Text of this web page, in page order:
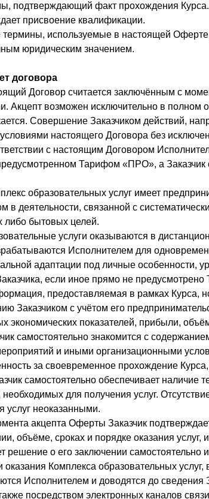
подтверждающий факт прохождения Курса.
присвоение квалификации.
используемые в настоящей Оферте,
юридическим значением.
договора
Договор считается заключённым с
Акцепт возможен исключительно в полном
Совершение Заказчиком действий,
настоящего Договора без
с настоящим Договором
Тарифом «ПРО», а Заказчик
образовательных услуг имеет
в деятельности, связанной с
либо бытовых целей.
услуги оказываются в
Исполнителем для
адаптации под личные особенности,
если иное прямо не
предоставляемая в рамках Курса,
Заказчиком с учётом его
экономических показателей, прибыли,
самостоятельно знакомится с
и иными организационными
за своевременное прохождение
самостоятельно обеспечивает наличие
необходимых для получения услуг.
услуг неоказанными.
акцепта Оферты Заказчик
объёме, сроках и порядке оказания
решение о его заключении самостоятельно
оказания Комплекса образовательных
Исполнителем и доводятся до
посредством электронных каналов